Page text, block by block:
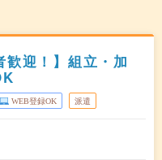
歓迎！】組立・加
WEB登録OK 派遣